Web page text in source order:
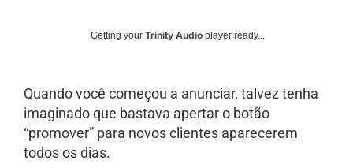
Getting your Trinity Audioplayer ready...
Quando você começou a anunciar, talvez tenha
imaginado que bastava apertar o botão
“promover” para novos clientes aparecerem
todos os dias.